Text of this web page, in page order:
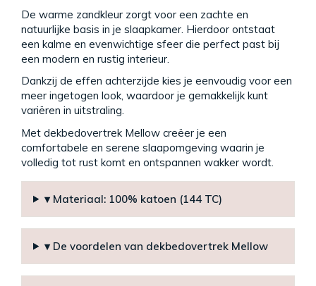
De warme zandkleur zorgt voor een zachte en
natuurlijke basis in je slaapkamer. Hierdoor ontstaat
een kalme en evenwichtige sfeer die perfect past bij
een modern en rustig interieur.
Dankzij de effen achterzijde kies je eenvoudig voor een
meer ingetogen look, waardoor je gemakkelijk kunt
variëren in uitstraling.
Met dekbedovertrek Mellow creëer je een
comfortabele en serene slaapomgeving waarin je
volledig tot rust komt en ontspannen wakker wordt.
▾ Materiaal: 100% katoen (144 TC)
▾ De voordelen van dekbedovertrek Mellow